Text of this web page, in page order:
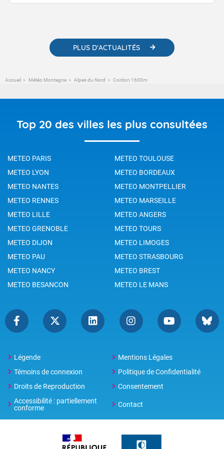
publications. Vous y trouverez également des liens utiles vers nos
PLUS D'ACTUALITÉS
Accueil Météo Montagne Alpes du Nord Cordon 1600m
Top 20 des villes les plus consultées
METEO PARIS
METEO TOULOUSE
METEO LYON
METEO BORDEAUX
METEO NANTES
METEO MONTPELLIER
METEO RENNES
METEO MARSEILLE
METEO LILLE
METEO ANGERS
METEO GRENOBLE
METEO TOURS
METEO DIJON
METEO LIMOGES
METEO PAU
METEO STRASBOURG
METEO NANCY
METEO BREST
METEO BESANCON
METEO LE MANS
Légende
Mentions Légales
Témoins de connexion
Politique de Confidentialité
Droits de Reproduction
Consentement
Accessibilité : partiellement
conforme
Contact